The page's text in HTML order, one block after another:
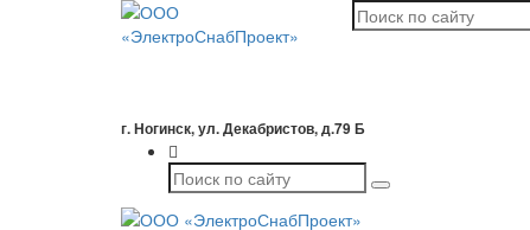
г. Ногинск, ул. Декабристов, д.79 Б